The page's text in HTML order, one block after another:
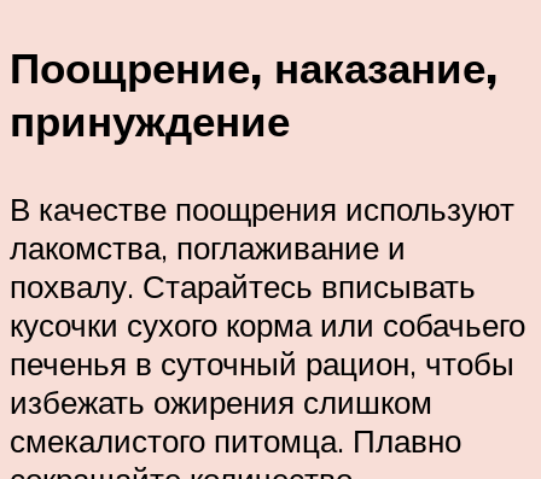
Поощрение, наказание,
принуждение
В качестве поощрения используют
лакомства, поглаживание и
похвалу. Старайтесь вписывать
кусочки сухого корма или собачьего
печенья в суточный рацион, чтобы
избежать ожирения слишком
смекалистого питомца. Плавно